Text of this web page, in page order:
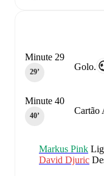
Golo.
Minute 29
29‎’‎
Cartão
Minute 40
40‎’‎
Markus Pink
David Djuric